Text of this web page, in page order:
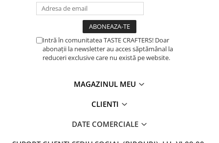
Espressoare
Espressoare Manuale Profesionale
Espressoare Manuale Home/Office
Espressoare Automate Home
Intră în comunitatea TASTE CRAFTERS! Doar
abonații la newsletter au acces săptămânal la
reduceri exclusive care nu există pe website.
MAGAZINUL MEU
CLIENTI
DATE COMERCIALE